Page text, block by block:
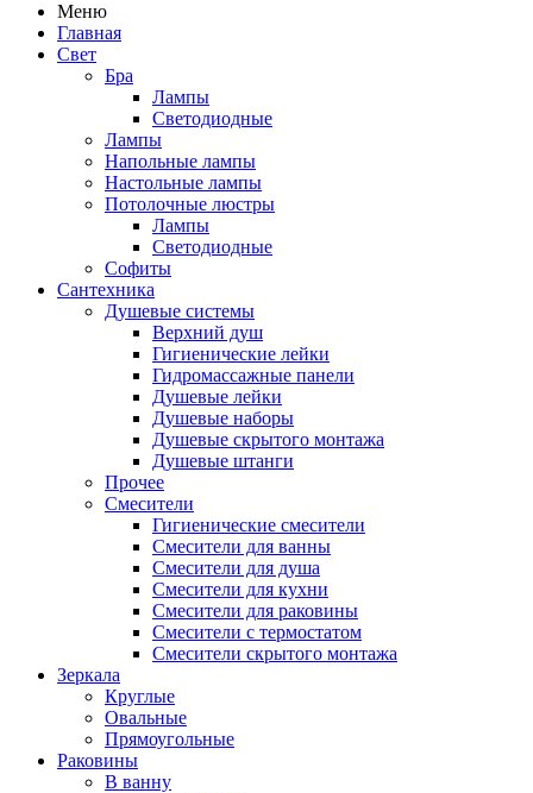
Меню
Главная
Свет
Бра
Лампы
Светодиодные
Лампы
Напольные лампы
Настольные лампы
Потолочные люстры
Лампы
Светодиодные
Софиты
Сантехника
Душевые системы
Верхний душ
Гигиенические лейки
Гидромассажные панели
Душевые лейки
Душевые наборы
Душевые скрытого монтажа
Душевые штанги
Прочее
Смесители
Гигиенические смесители
Смесители для ванны
Смесители для душа
Смесители для кухни
Смесители для раковины
Смесители с термостатом
Смесители скрытого монтажа
Зеркала
Круглые
Овальные
Прямоугольные
Раковины
В ванну